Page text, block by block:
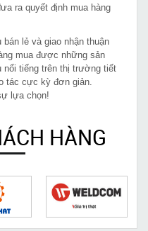
ra quyết định mua hàng
lẻ và giao nhận thuận
mua được những sản
nổi tiếng trên thị trường tiết
tác cực kỳ đơn giản.
lựa chọn!
HÀNG